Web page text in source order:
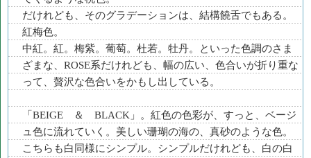
だけれども、そのグラデーションは、結構饒舌でもある。
紅梅色。
中紅。紅。梅紫。葡萄。杜若。牡丹。といった色調のさま
ざまな、ROSE系だけれども、幅の広い、色合いが折り重な
って、贅沢な色合いをかもし出している。
「BEIGE ＆ BLACK」。紅色の色彩が、すっと、ベージ
ュ色に流れていく。美しい珊瑚の海の、真砂のような色。
こちらも白同様にシンプル。シンプルだけれども、白の白